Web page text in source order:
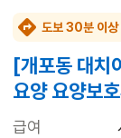
도보 30분 이상
[개포동 대
요양 요양보
급여